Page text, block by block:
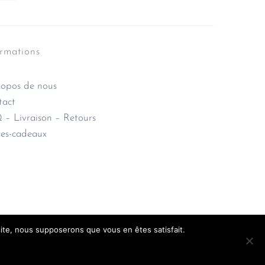
de nous
– Livraison – Retours
cadeaux
nous supposerons que vous en êtes satisfait.